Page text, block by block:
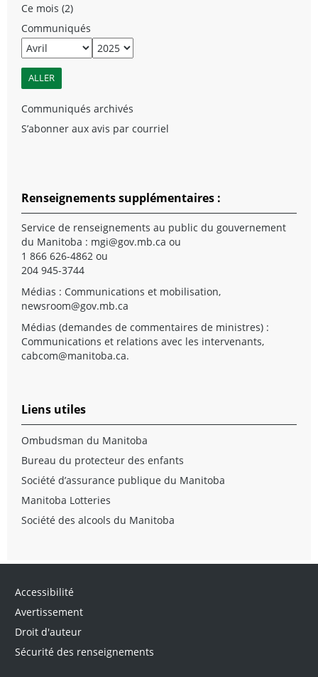
Ce mois (2)
Communiqués
Communiqués archivés
S’abonner aux avis par courriel
Renseignements supplémentaires :
Service de renseignements au public du gouvernement
du Manitoba : mgi@gov.mb.ca ou
1 866 626-4862 ou
204 945-3744
Médias : Communications et mobilisation,
newsroom@gov.mb.ca
Médias (demandes de commentaires de ministres) :
Communications et relations avec les intervenants,
cabcom@manitoba.ca.
Liens utiles
Ombudsman du Manitoba
Bureau du protecteur des enfants
Société d’assurance publique du Manitoba
Manitoba Lotteries
Société des alcools du Manitoba
Accessibilité
Avertissement
Droit d'auteur
Sécurité des renseignements